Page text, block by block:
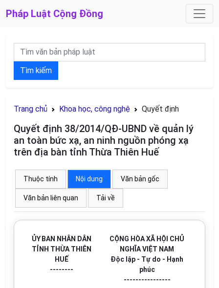
Pháp Luật Cộng Đồng
Tìm kiếm
Trang chủ Khoa học, công nghệ Quyết định
Quyết định 38/2014/QĐ-UBND về quản lý
an toàn bức xạ, an ninh nguồn phóng xạ
trên địa bàn tỉnh Thừa Thiên Huế
Thuộc tính Nội dung Văn bản gốc
Văn bản liên quan Tải về
ỦY BAN NHÂN DÂN
TỈNH THỪA THIÊN
HUẾ
--------
CỘNG HÒA XÃ HỘI CHỦ
NGHĨA VIỆT NAM
Độc lập - Tự do - Hạnh
phúc
----------------